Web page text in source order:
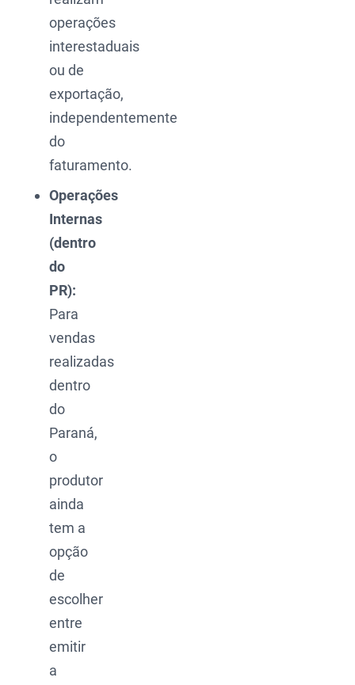
operações
interestaduais
ou de
exportação,
independentemente
do
faturamento.
Operações
Internas
(dentro
do
PR):
Para
vendas
realizadas
dentro
do
Paraná,
o
produtor
ainda
tem a
opção
de
escolher
entre
emitir
a